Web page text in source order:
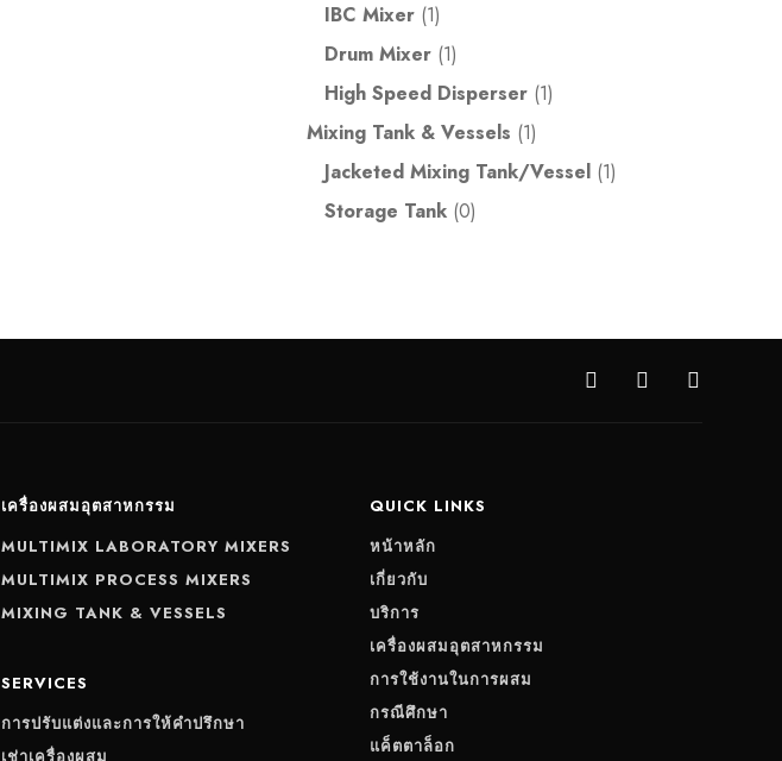
IBC Mixer (1)
Drum Mixer (1)
High Speed Disperser (1)
Mixing Tank & Vessels (1)
Jacketed Mixing Tank/Vessel (1)
Storage Tank (0)
เครื่องผสมอุตสาหกรรม
MULTIMIX LABORATORY MIXERS
MULTIMIX PROCESS MIXERS
MIXING TANK & VESSELS
SERVICES
การปรับแต่งและการให้คำปรึกษา
QUICK LINKS
หน้าหลัก
เกี่ยวกับ
บริการ
เครื่องผสมอุตสาหกรรม
การใช้งานในการผสม
กรณีศึกษา
แค็ตตาล็อก